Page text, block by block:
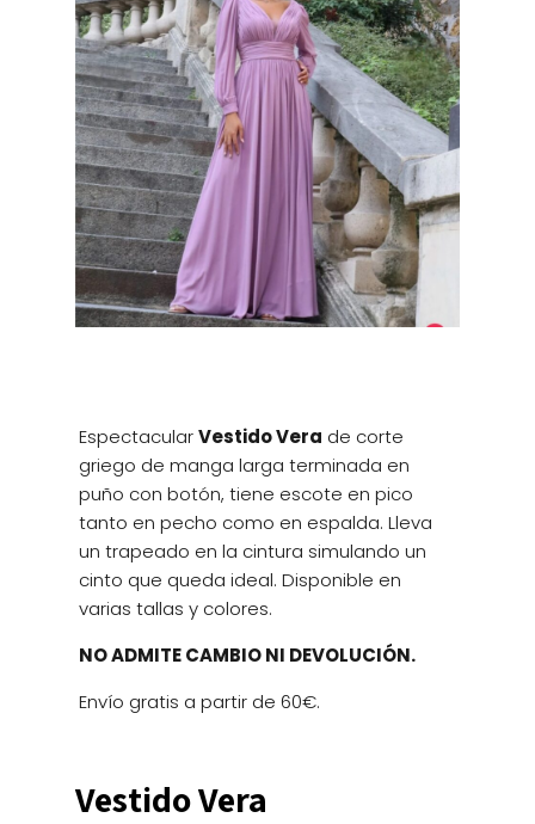
EspectacularVestido Vera de corte
griego de manga larga terminada en
puño con botón, tiene escote en pico
tanto en pecho como en espalda. Lleva
un trapeado en la cintura simulando un
cinto que queda ideal. Disponible en
varias tallas y colores.
NO ADMITE CAMBIO NI DEVOLUCIÓN.
Envío gratis a partir de 60€.
Vestido Vera